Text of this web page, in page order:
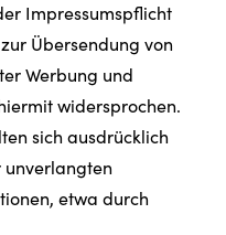
Impressumspflicht
Übersendung von
Werbung und
widersprochen.
sich ausdrücklich
unverlangten
etwa durch